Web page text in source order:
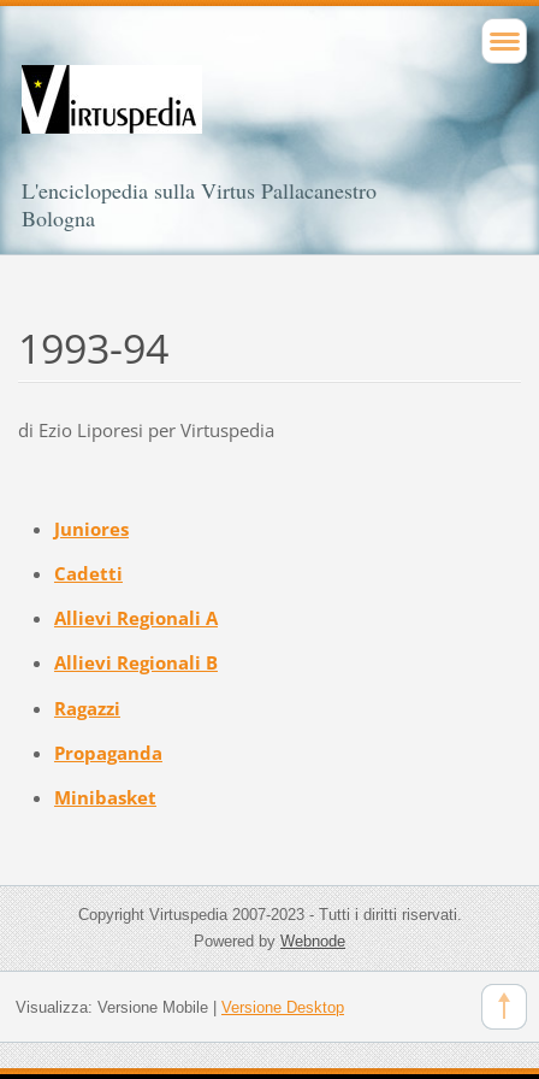
L'enciclopedia sulla Virtus Pallacanestro
Bologna
1993-94
di Ezio Liporesi per Virtuspedia
Juniores
Cadetti
Allievi Regionali A
Allievi Regionali B
Ragazzi
Propaganda
Minibasket
Copyright Virtuspedia 2007-2023 - Tutti i diritti riservati.
Powered byWebnode
Visualizza: Versione Mobile| Versione Desktop